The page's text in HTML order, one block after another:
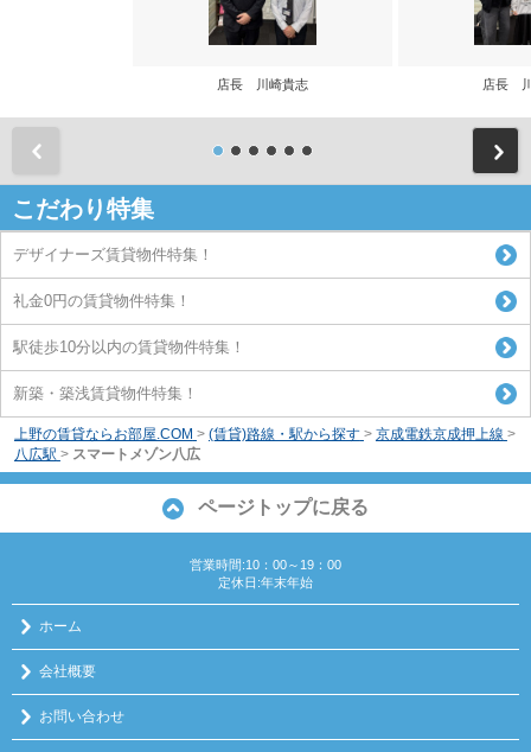
店長 川崎貴志 店長
こだわり特集
デザイナーズ賃貸物件特集！
礼金0円の賃貸物件特集！
駅徒歩10分以内の賃貸物件特集！
新築・築浅賃貸物件特集！
上野の賃貸ならお部屋.COM > (賃貸)路線・駅から探す > 京成電鉄京成押上線 >
八広駅 > スマートメゾン八広
ページトップに戻る
営業時間:10：00～19：00
定休日:年末年始
ホーム
会社概要
お問い合わせ